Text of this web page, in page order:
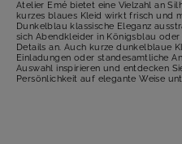
Atelier Emé bietet eine Vielzahl an
kurzes blaues Kleid wirkt frisch und
Dunkelblau klassische Eleganz
sich Abendkleider in Königsblau
Details an. Auch kurze dunkelblaue
Einladungen oder standesamtliche
Auswahl inspirieren und entdecken
Persönlichkeit auf elegante Weise